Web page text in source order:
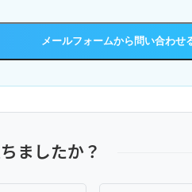
メールフォーム
ましたか？